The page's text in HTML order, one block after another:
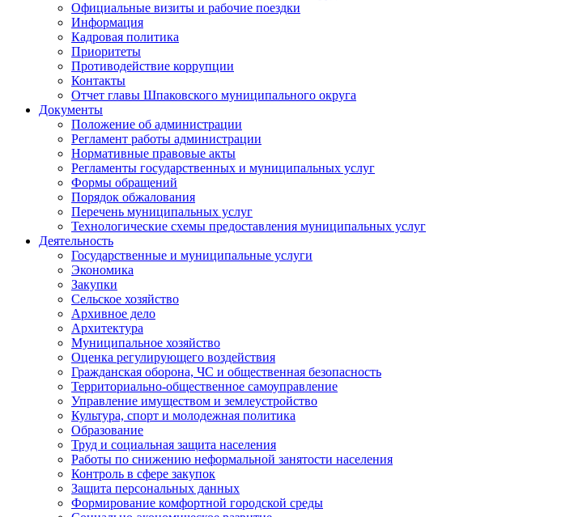
Официальные визиты и рабочие поездки
Информация
Кадровая политика
Приоритеты
Противодействие коррупции
Контакты
Отчет главы Шпаковского муниципального округа
Документы
Положение об администрации
Регламент работы администрации
Нормативные правовые акты
Регламенты государственных и муниципальных услуг
Формы обращений
Порядок обжалования
Перечень муниципальных услуг
Технологические схемы предоставления муниципальных услуг
Деятельность
Государственные и муниципальные услуги
Экономика
Закупки
Сельское хозяйство
Архивное дело
Архитектура
Муниципальное хозяйство
Оценка регулирующего воздействия
Гражданская оборона, ЧС и общественная безопасность
Территориально-общественное самоуправление
Управление имуществом и землеустройство
Культура, спорт и молодежная политика
Образование
Труд и социальная защита населения
Работы по снижению неформальной занятости населения
Контроль в сфере закупок
Защита персональных данных
Формирование комфортной городской среды